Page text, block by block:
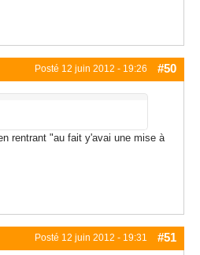
Posté 12 juin 2012 - 19:26 #50
rentrant "au fait y'avai une mise à
Posté 12 juin 2012 - 19:31 #51